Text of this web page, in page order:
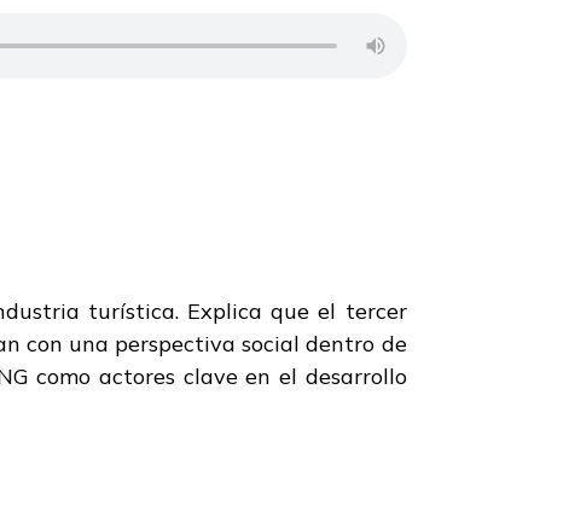
turística. Explica que el tercer
con una perspectiva social dentro de
como actores clave en el desarrollo